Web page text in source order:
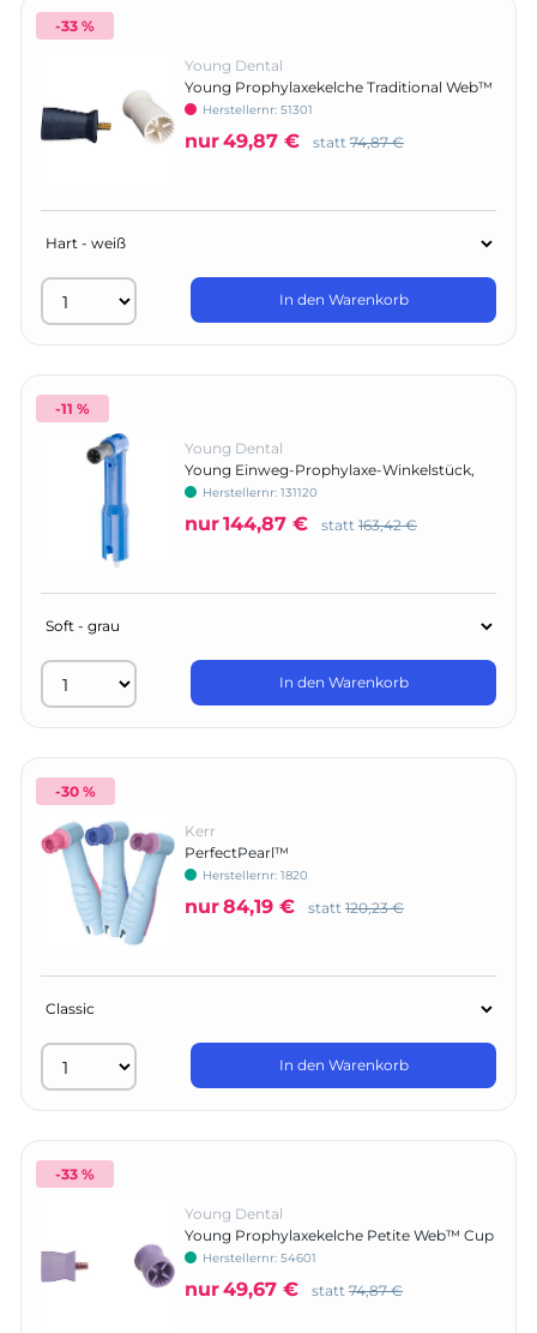
-33 %
Young Dental
Young Prophylaxekelche Traditional Web™
CupHerstellernr: 51301
nur49,87 € statt 74,87 €
In den Warenkorb
-11 %
Young Dental
Young Einweg-Prophylaxe-Winkelstück,
Classic Traditional Web™
Herstellernr: 131120
nur144,87 € statt 163,42 €
In den Warenkorb
-30 %
Kerr
PerfectPearl™
Herstellernr: 1820
nur84,19 € statt 120,23 €
In den Warenkorb
-33 %
Young Dental
Young Prophylaxekelche Petite Web™ Cup
LF Herstellernr: 54601
nur49,67 € statt 74,87 €